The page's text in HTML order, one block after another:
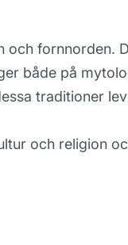
och fornnorden.
både på
traditioner
och religion